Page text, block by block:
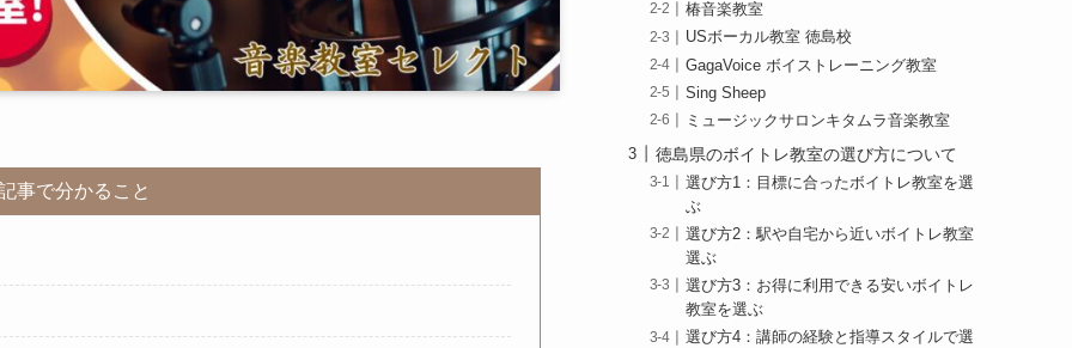
事で分かること
椿音楽教室
USボーカル教室 徳島校
GagaVoice ボイストレーニング教室
Sing Sheep
ミュージックサロンキタムラ音楽教室
徳島県のボイトレ教室の選び方について
選び方1：目標に合ったボイトレ教室を選
ぶ
選び方2：駅や自宅から近いボイトレ教室
選ぶ
選び方3：お得に利用できる安いボイトレ
教室を選ぶ
選び方4：講師の経験と指導スタイルで選